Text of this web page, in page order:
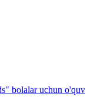
bolalar uchun o'quv